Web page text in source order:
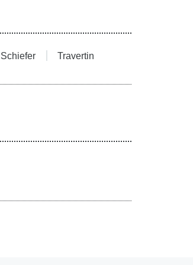
Schiefer Travertin